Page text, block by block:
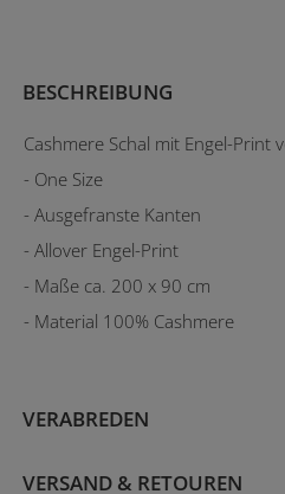
BESCHREIBUNG
Cashmere Schal mit Engel-Print
- One Size
- Ausgefranste Kanten
- Allover Engel-Print
- Maße ca. 200 x 90 cm
- Material 100% Cashmere
VERABREDEN
VERSAND & RETOUREN